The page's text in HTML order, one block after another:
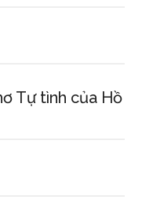
Tự tình của Hồ